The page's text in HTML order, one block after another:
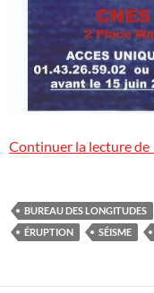
Continuer la lecture de
BUREAU DES LONGITUDES
ÉRUPTION
SÉISME